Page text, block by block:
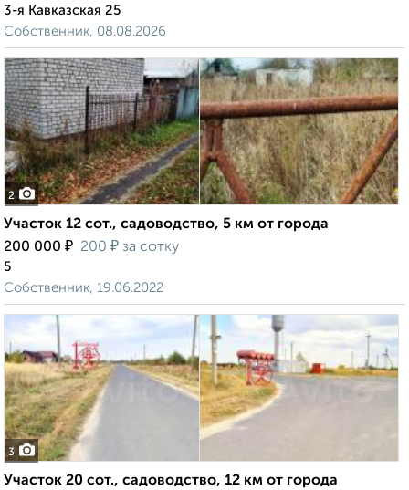
3-я Кавказская 25
Собственник, 08.08.2026
2
Участок 12 сот., садоводство, 5 км от города
200 000 ₽ 200 ₽ за сотку
5
Собственник, 19.06.2022
3
Участок 20 сот., садоводство, 12 км от города